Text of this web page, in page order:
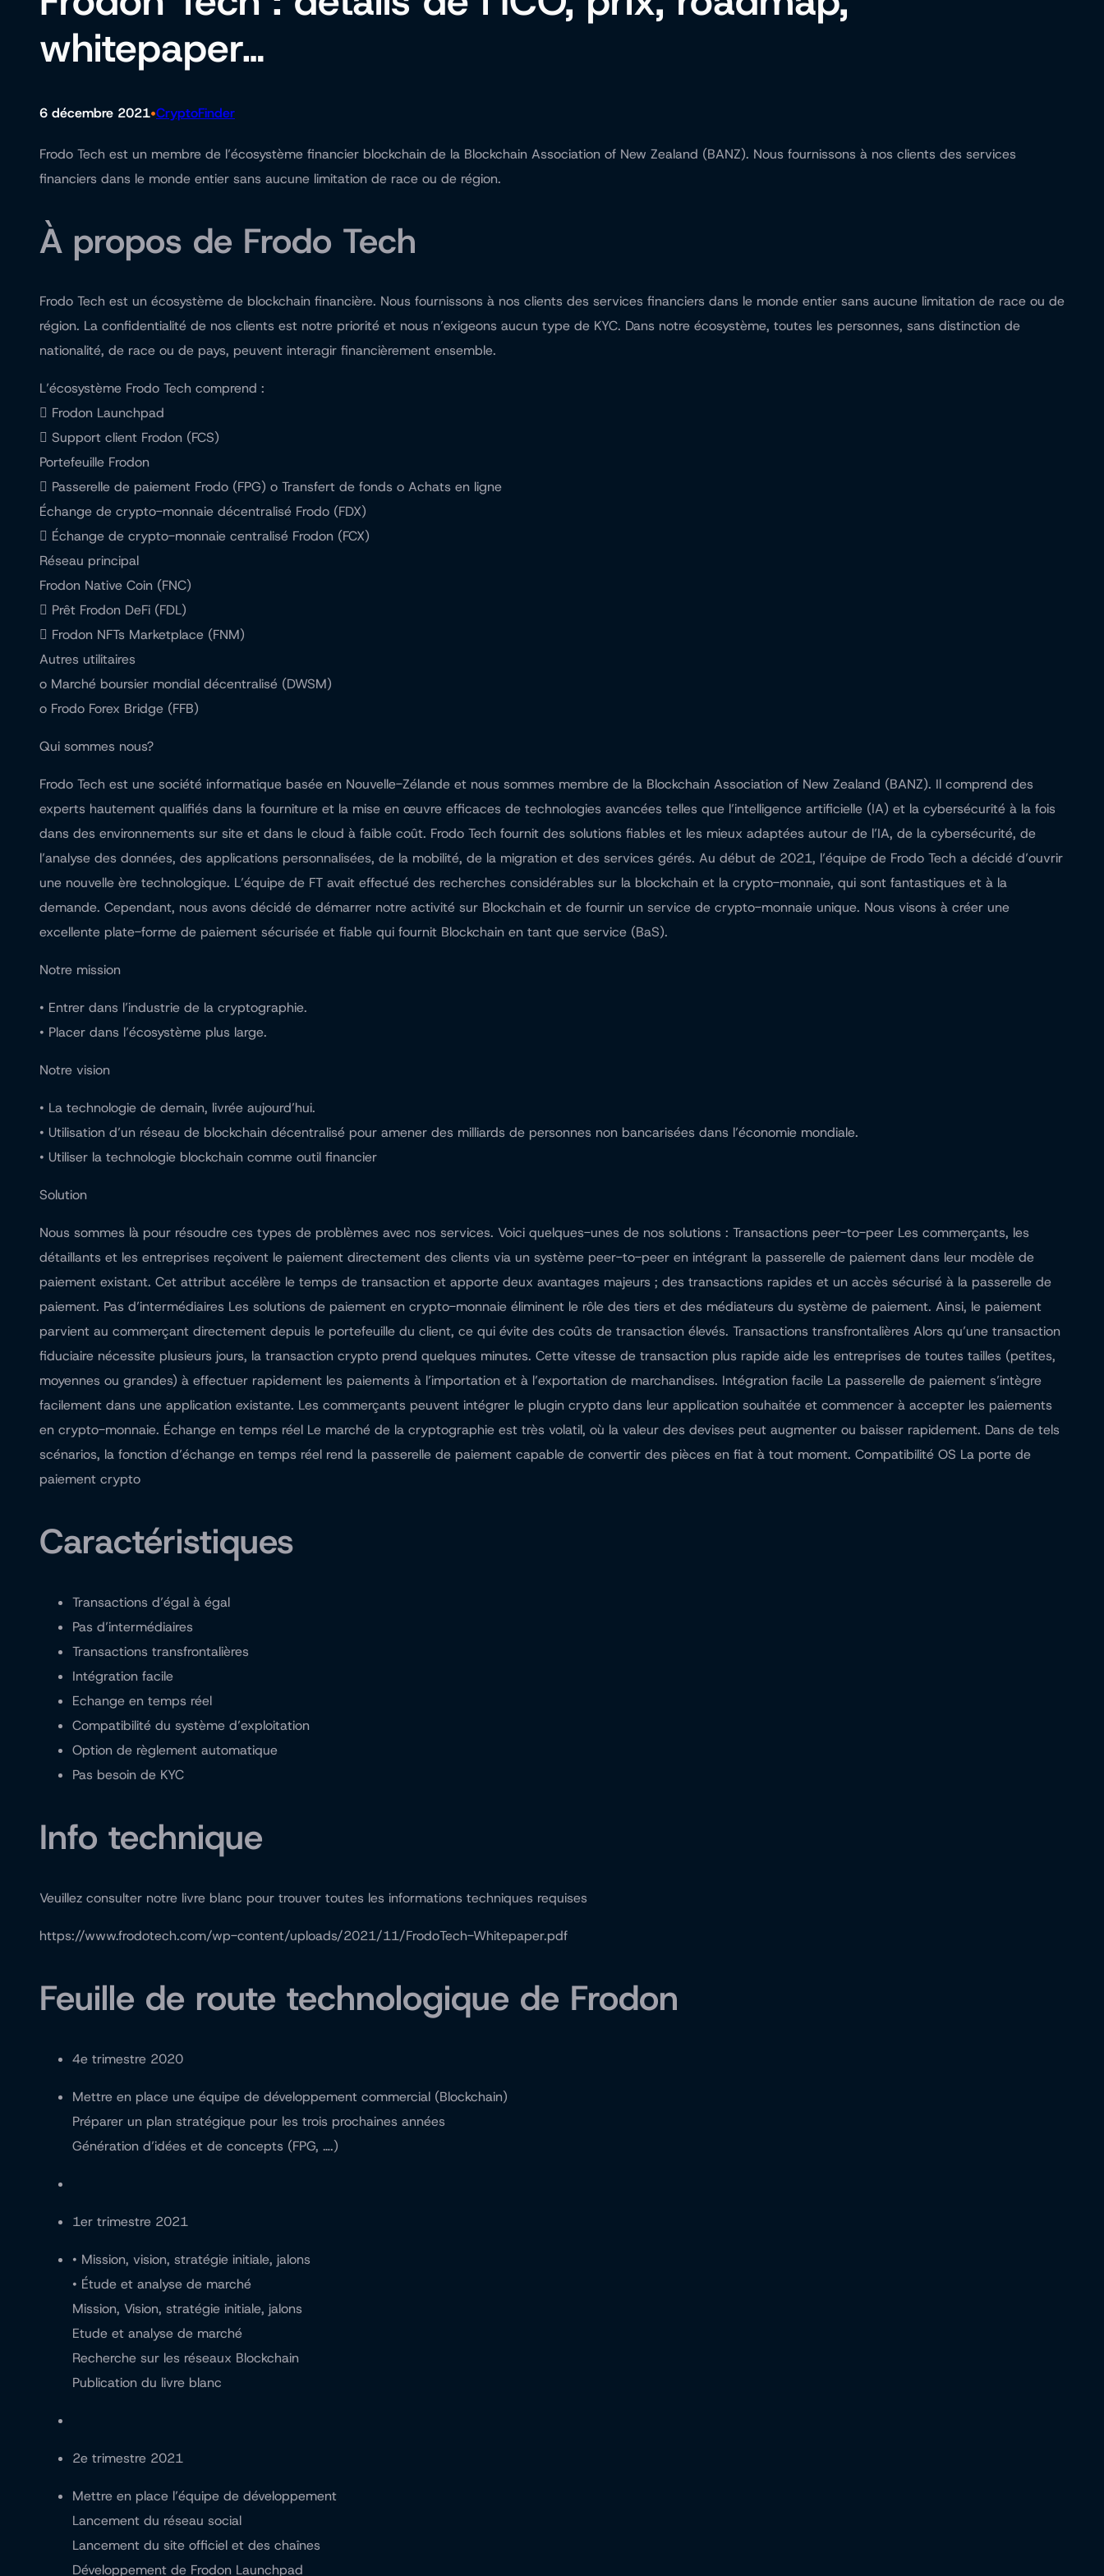
whitepaper…
6 décembre 2021•CryptoFinder
Frodo Tech est un membre de l’écosystème financier blockchain de la Blockchain Association of New Zealand (BANZ). Nous fournissons à nos clients des services
financiers dans le monde entier sans aucune limitation de race ou de région.
À propos de Frodo Tech
Frodo Tech est un écosystème de blockchain financière. Nous fournissons à nos clients des services financiers dans le monde entier sans aucune limitation de race ou de
région. La confidentialité de nos clients est notre priorité et nous n’exigeons aucun type de KYC. Dans notre écosystème, toutes les personnes, sans distinction de
nationalité, de race ou de pays, peuvent interagir financièrement ensemble.
L’écosystème Frodo Tech comprend :
 Frodon Launchpad
 Support client Frodon (FCS)
Portefeuille Frodon
 Passerelle de paiement Frodo (FPG) o Transfert de fonds o Achats en ligne
Échange de crypto-monnaie décentralisé Frodo (FDX)
 Échange de crypto-monnaie centralisé Frodon (FCX)
Réseau principal
Frodon Native Coin (FNC)
 Prêt Frodon DeFi (FDL)
 Frodon NFTs Marketplace (FNM)
Autres utilitaires
o Marché boursier mondial décentralisé (DWSM)
o Frodo Forex Bridge (FFB)
Qui sommes nous?
Frodo Tech est une société informatique basée en Nouvelle-Zélande et nous sommes membre de la Blockchain Association of New Zealand (BANZ). Il comprend des
experts hautement qualifiés dans la fourniture et la mise en œuvre efficaces de technologies avancées telles que l’intelligence artificielle (IA) et la cybersécurité à la fois
dans des environnements sur site et dans le cloud à faible coût. Frodo Tech fournit des solutions fiables et les mieux adaptées autour de l’IA, de la cybersécurité, de
l’analyse des données, des applications personnalisées, de la mobilité, de la migration et des services gérés. Au début de 2021, l’équipe de Frodo Tech a décidé d’ouvrir
une nouvelle ère technologique. L’équipe de FT avait effectué des recherches considérables sur la blockchain et la crypto-monnaie, qui sont fantastiques et à la
demande. Cependant, nous avons décidé de démarrer notre activité sur Blockchain et de fournir un service de crypto-monnaie unique. Nous visons à créer une
excellente plate-forme de paiement sécurisée et fiable qui fournit Blockchain en tant que service (BaS).
Notre mission
• Entrer dans l’industrie de la cryptographie.
• Placer dans l’écosystème plus large.
Notre vision
• La technologie de demain, livrée aujourd’hui.
• Utilisation d’un réseau de blockchain décentralisé pour amener des milliards de personnes non bancarisées dans l’économie mondiale.
• Utiliser la technologie blockchain comme outil financier
Solution
Nous sommes là pour résoudre ces types de problèmes avec nos services. Voici quelques-unes de nos solutions : Transactions peer-to-peer Les commerçants, les
détaillants et les entreprises reçoivent le paiement directement des clients via un système peer-to-peer en intégrant la passerelle de paiement dans leur modèle de
paiement existant. Cet attribut accélère le temps de transaction et apporte deux avantages majeurs ; des transactions rapides et un accès sécurisé à la passerelle de
paiement. Pas d’intermédiaires Les solutions de paiement en crypto-monnaie éliminent le rôle des tiers et des médiateurs du système de paiement. Ainsi, le paiement
parvient au commerçant directement depuis le portefeuille du client, ce qui évite des coûts de transaction élevés. Transactions transfrontalières Alors qu’une transaction
fiduciaire nécessite plusieurs jours, la transaction crypto prend quelques minutes. Cette vitesse de transaction plus rapide aide les entreprises de toutes tailles (petites,
moyennes ou grandes) à effectuer rapidement les paiements à l’importation et à l’exportation de marchandises. Intégration facile La passerelle de paiement s’intègre
facilement dans une application existante. Les commerçants peuvent intégrer le plugin crypto dans leur application souhaitée et commencer à accepter les paiements
en crypto-monnaie. Échange en temps réel Le marché de la cryptographie est très volatil, où la valeur des devises peut augmenter ou baisser rapidement. Dans de tels
scénarios, la fonction d’échange en temps réel rend la passerelle de paiement capable de convertir des pièces en fiat à tout moment. Compatibilité OS La porte de
paiement crypto
Caractéristiques
Transactions d’égal à égal
Pas d’intermédiaires
Transactions transfrontalières
Intégration facile
Echange en temps réel
Compatibilité du système d’exploitation
Option de règlement automatique
Pas besoin de KYC
Info technique
Veuillez consulter notre livre blanc pour trouver toutes les informations techniques requises
https://www.frodotech.com/wp-content/uploads/2021/11/FrodoTech-Whitepaper.pdf
Feuille de route technologique de Frodon
4e trimestre 2020
Mettre en place une équipe de développement commercial (Blockchain)
Préparer un plan stratégique pour les trois prochaines années
Génération d’idées et de concepts (FPG, ….)
1er trimestre 2021
• Mission, vision, stratégie initiale, jalons
• Étude et analyse de marché
Mission, Vision, stratégie initiale, jalons
Etude et analyse de marché
Recherche sur les réseaux Blockchain
Publication du livre blanc
2e trimestre 2021
Mettre en place l’équipe de développement
Lancement du réseau social
Lancement du site officiel et des chaînes
Développement de Frodon Launchpad